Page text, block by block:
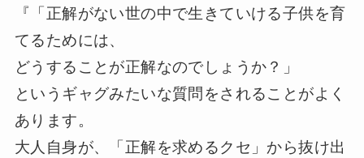
『「正解がない世の中で生きていける子供を育
てるためには、
どうすることが正解なのでしょうか？」
というギャグみたいな質問をされることがよく
あります。
大人自身が、「正解を求めるクセ」から抜け出